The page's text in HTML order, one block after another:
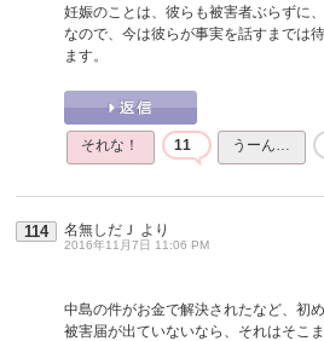
妊娠のことは、彼らも被害者ぶらずに
なので、今は彼らが事実を話すまでは
ます。
それな！ 11 うーん…
114 名無しだＪ より
2016年11月7日 11:06 PM
中島の件がお金で解決されたなど、初め
被害届が出ていないなら、それはそこま